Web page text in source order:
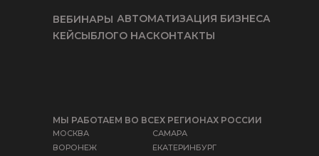
ВЕБИНАРЫ АВТОМАТИЗАЦИЯ БИЗНЕСА
КЕЙСЫБЛОГО НАСКОНТАКТЫ
МЫ РАБОТАЕМ ВО ВСЕХ РЕГИОНАХ РОССИИ
МОСКВА
САМАРА
ВОРОНЕЖ
ЕКАТЕРИНБУРГ